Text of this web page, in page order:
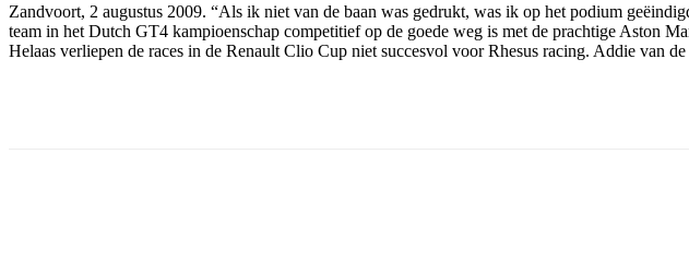
Zandvoort, 2 augustus 2009. “Als ik niet van de baan was gedrukt, was ik op het podium
team in het Dutch GT4 kampioenschap competitief op de goede weg is met de prachtige Aston
Helaas verliepen de races in de Renault Clio Cup niet succesvol voor Rhesus racing. Addie van